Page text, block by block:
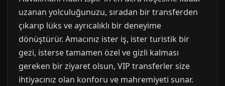
uzanan yolculuğunuzu, sıradan bir transferden
çıkarıp lüks ve ayrıcalıklı bir deneyime
dönüştürür. Amacınız ister iş, ister turistik bir
gezi, isterse tamamen özel ve gizli kalması
gereken bir ziyaret olsun, VIP transferler size
ihtiyacınız olan konforu ve mahremiyeti sunar.